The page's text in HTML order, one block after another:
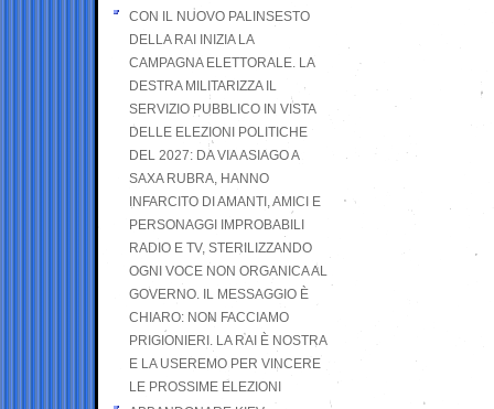
CON IL NUOVO PALINSESTO
DELLA RAI INIZIA LA
CAMPAGNA ELETTORALE. LA
DESTRA MILITARIZZA IL
SERVIZIO PUBBLICO IN VISTA
DELLE ELEZIONI POLITICHE
DEL 2027: DA VIA ASIAGO A
SAXA RUBRA, HANNO
INFARCITO DI AMANTI, AMICI E
PERSONAGGI IMPROBABILI
RADIO E TV, STERILIZZANDO
OGNI VOCE NON ORGANICA AL
GOVERNO. IL MESSAGGIO È
CHIARO: NON FACCIAMO
PRIGIONIERI. LA RAI È NOSTRA
E LA USEREMO PER VINCERE
LE PROSSIME ELEZIONI